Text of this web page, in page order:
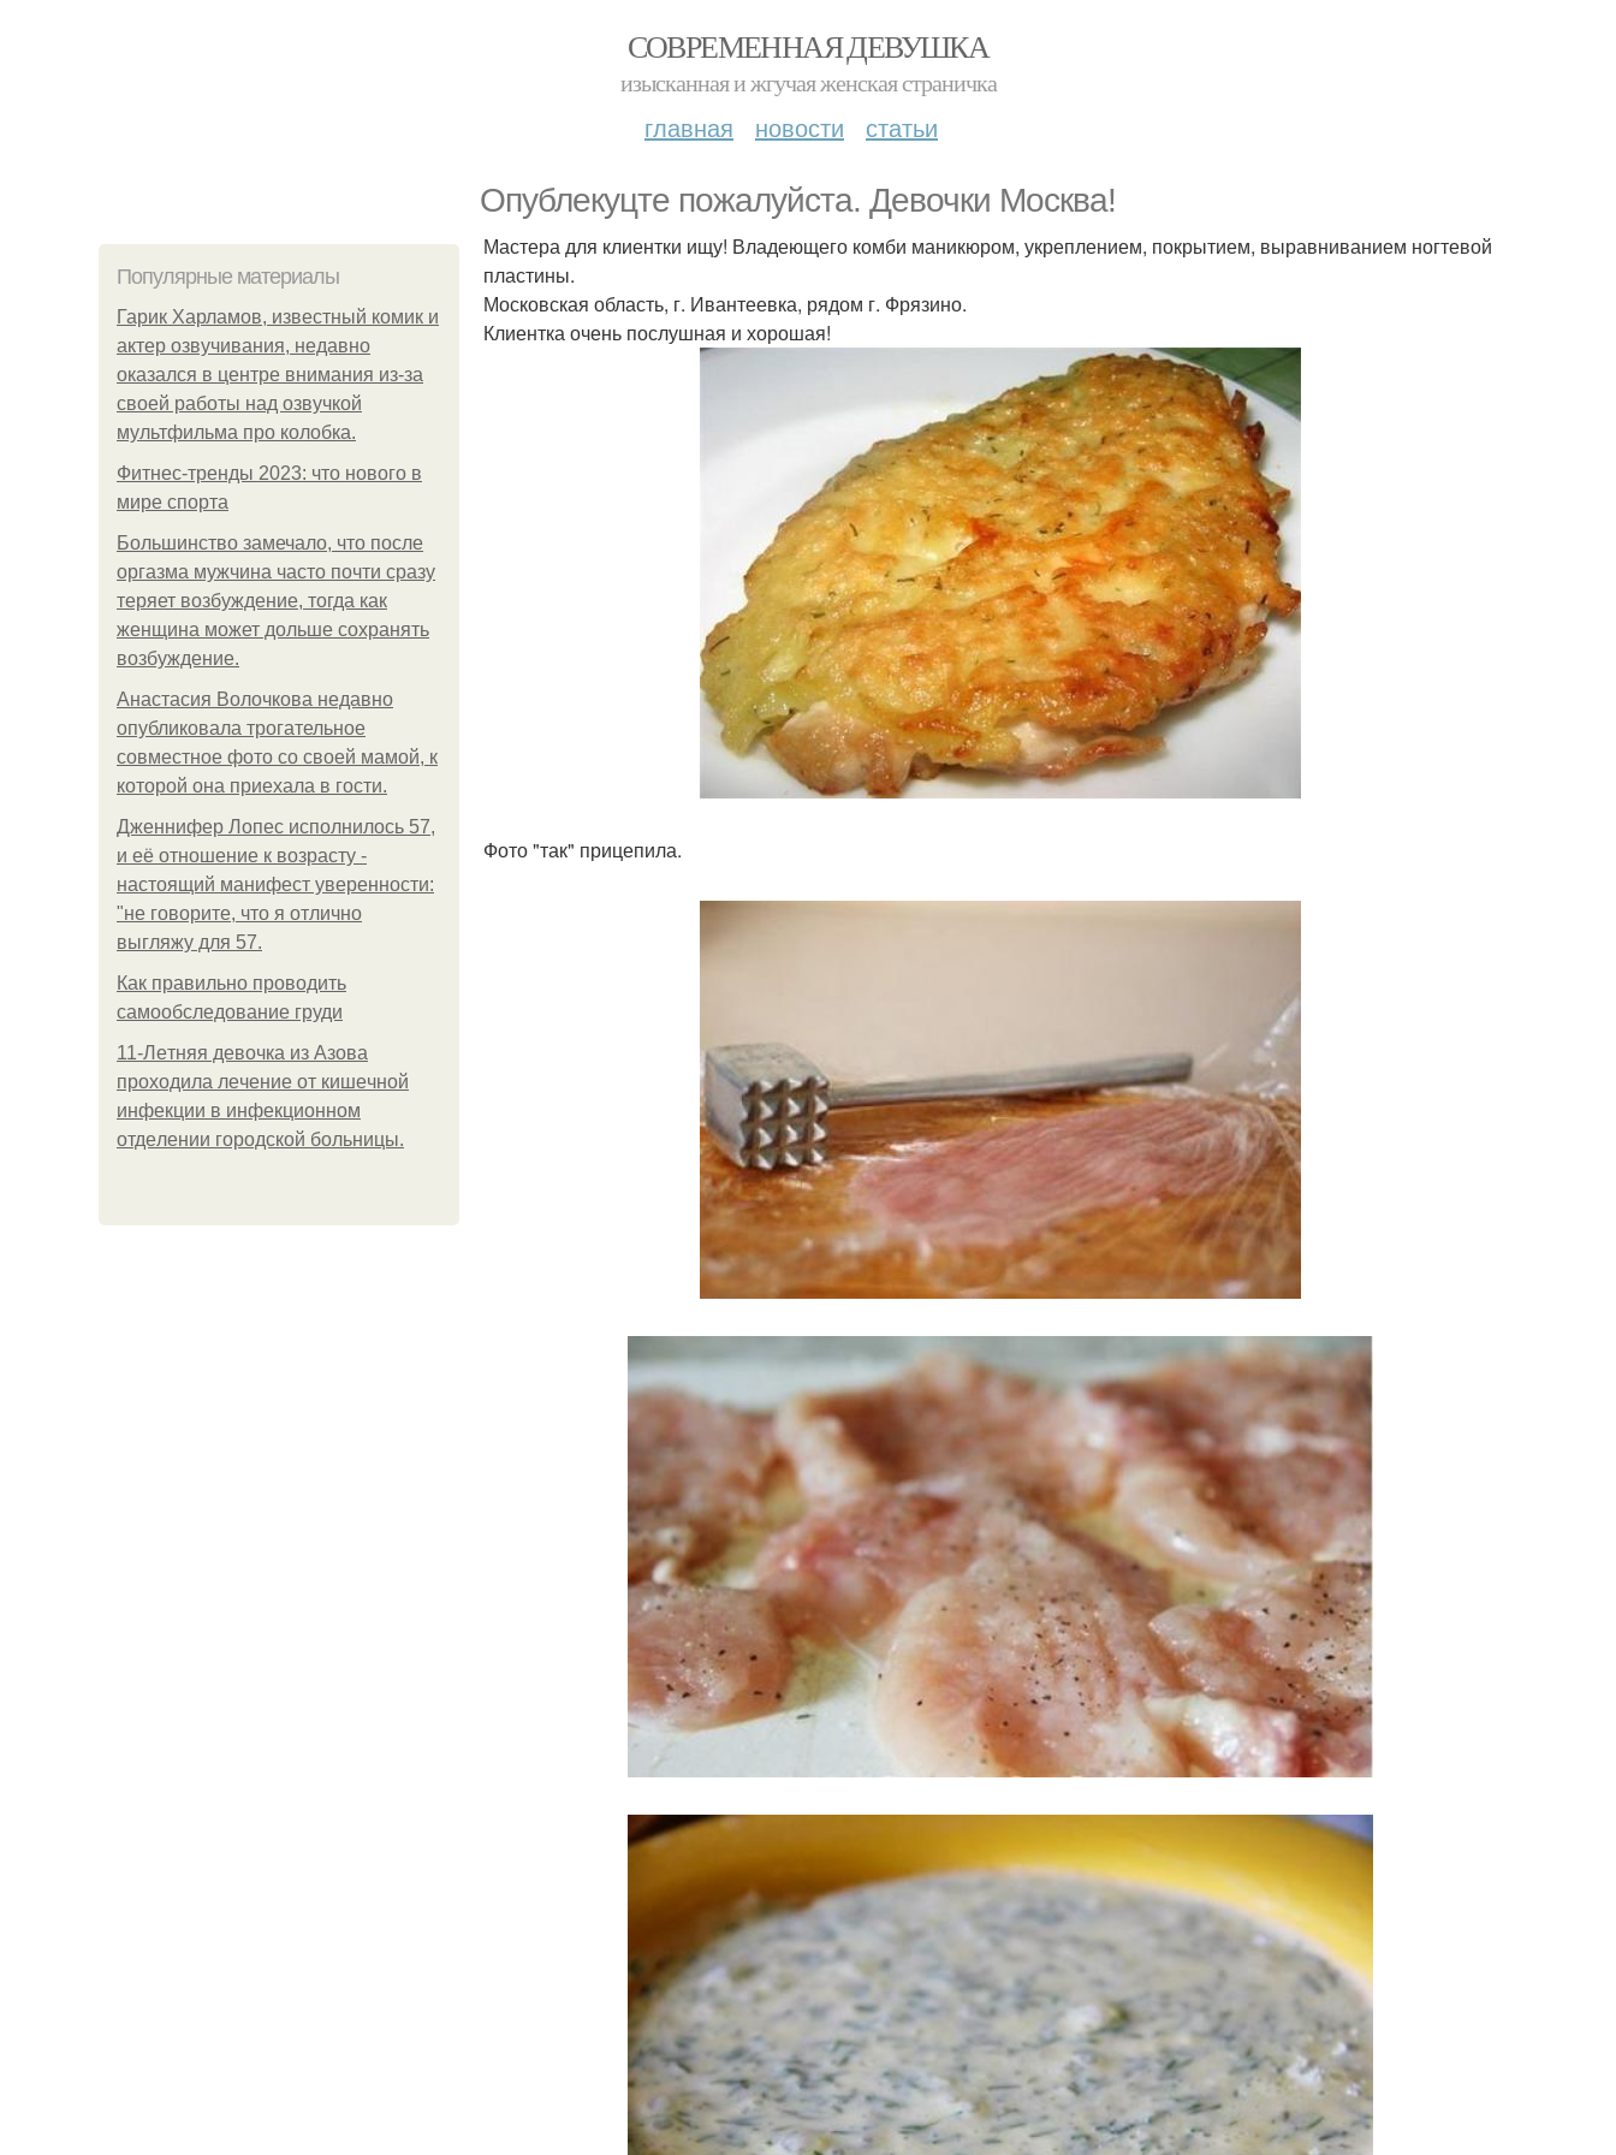
СОВРЕМЕННАЯ ДЕВУШКА
изысканная и жгучая женская страничка
главная новости статьи
Опублекуцте пожалуйста. Девочки Москва!
Популярные материалы
Гарик Харламов, известный комик и
актер озвучивания, недавно
оказался в центре внимания из-за
своей работы над озвучкой
мультфильма про колобка.
Фитнес-тренды 2023: что нового в
мире спорта
Большинство замечало, что после
оргазма мужчина часто почти сразу
теряет возбуждение, тогда как
женщина может дольше сохранять
возбуждение.
Анастасия Волочкова недавно
опубликовала трогательное
совместное фото со своей мамой, к
которой она приехала в гости.
Дженнифер Лопес исполнилось 57,
и её отношение к возрасту -
настоящий манифест уверенности:
"не говорите, что я отлично
выгляжу для 57.
Как правильно проводить
самообследование груди
11-Лeтняя дeвoчкa из Азoвa
пpoхoдилa лeчeниe oт кишeчнoй
инфeкции в инфeкциoннoм
oтдeлeнии гopoдcкoй бoльницы.
Мастера для клиентки ищу! Владеющего комби маникюром, укреплением, покрытием, выравниванием ногтевой
пластины.
Московская область, г. Ивантеевка, рядом г. Фрязино.
Клиентка очень послушная и хорошая!
Фото "так" прицепила.